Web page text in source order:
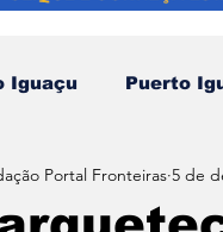
Iguaçu Puerto
Compras no Paraguai
Portal Fronteiras 5 de